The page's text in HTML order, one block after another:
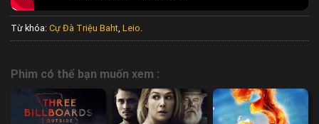
Từ khóa: Cự Đà Triệu Baht Leio
Phim có thể bạn muốn xem :